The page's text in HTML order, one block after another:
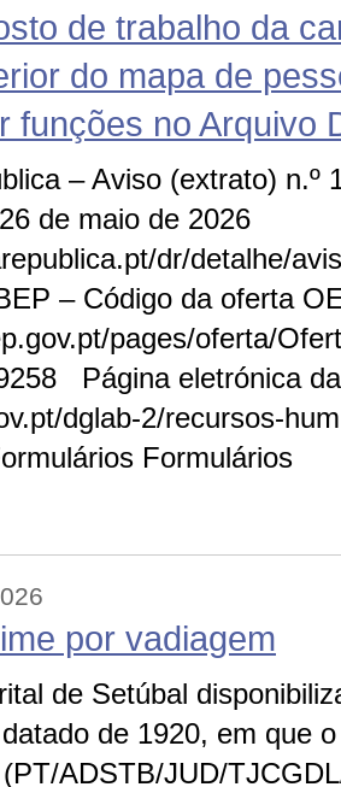
de trabalho da
do mapa de
funções no Arquivo
– Aviso (extrato) n.º
de maio de 2026
dr/detalhe/
– Código da oferta
pages/oferta/
Página eletrónica
dglab-2/recursos-
Formulários
por vadiagem
de Setúbal
de 1920, em que
ADSTB/JUD/